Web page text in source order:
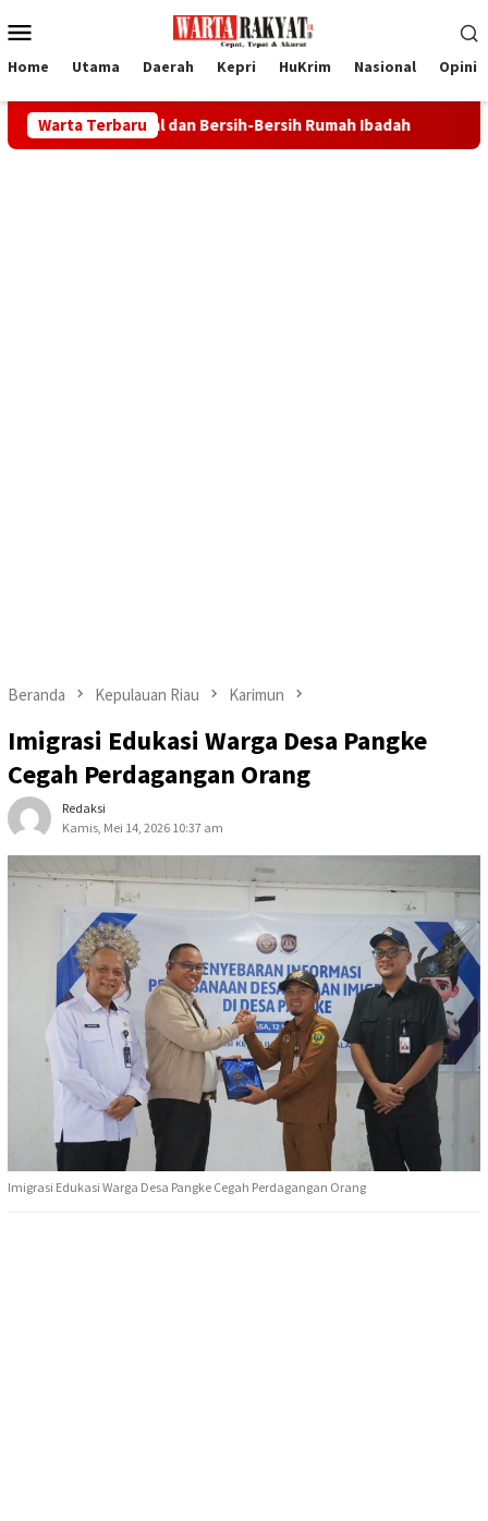
ke
Mobile
Home Utama Daerah Kepri HuKrim Nasional Opini
Warta Terbaru
dan Bersih-Bersih Rumah Ibadah Bupati
Beranda Kepulauan Riau Karimun
Imigrasi Edukasi Warga Desa Pangke
Cegah Perdagangan Orang
Redaksi
Kamis, Mei 14, 2026 10:37 am
Imigrasi Edukasi Warga Desa Pangke Cegah Perdagangan Orang